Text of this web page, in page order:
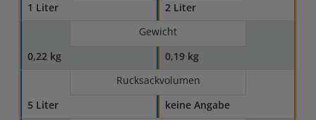
1 Liter
2 Liter
Gewicht
0,22 kg
0,19 kg
Rucksackvolumen
5 Liter
keine Angabe